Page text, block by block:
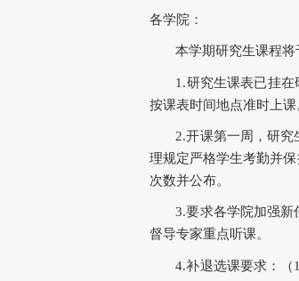
各学院：
本学期研究生课程
1.研究生课表已挂在
按课表时间地点准时上课
2.开课第一周，研究
理规定严格学生考勤并
次数并公布。
3.要求各学院加强
督导专家重点听课。
4.补退选课要求：（